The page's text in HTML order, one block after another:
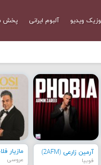
ویدیو آلبوم ایرانی پخش
آرمین زارعی (2AFM)
فوبیا
مازیار
عروسی